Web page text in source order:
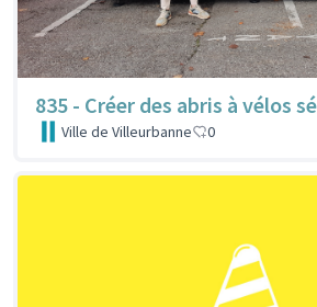
835 - Créer des abris à vélos
Ville de Villeurbanne 0